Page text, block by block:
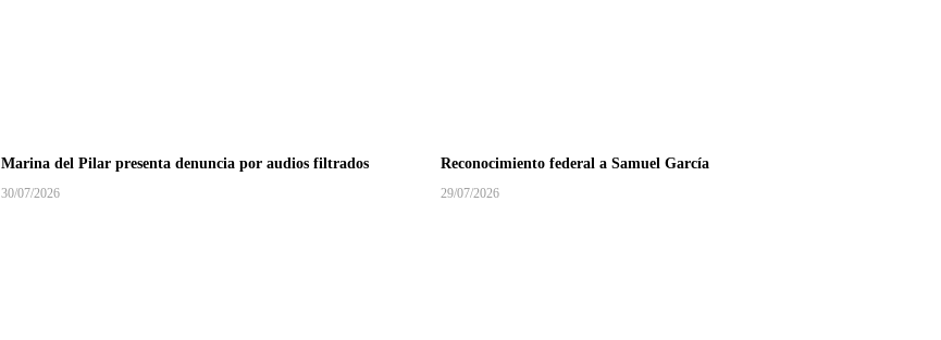
Marina del Pilar presenta denuncia por audios filtrados
30/07/2026
Reconocimiento federal a Samuel García
29/07/2026